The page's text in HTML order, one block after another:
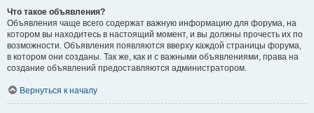
Что такое объявления?
Объявления чаще всего содержат важную информацию для форума, на
котором вы находитесь в настоящий момент, и вы должны прочесть их по
возможности. Объявления появляются вверху каждой страницы форума,
в котором они созданы. Так же, как и с важными объявлениями, права на
создание объявлений предоставляются администратором.
Вернуться к началу